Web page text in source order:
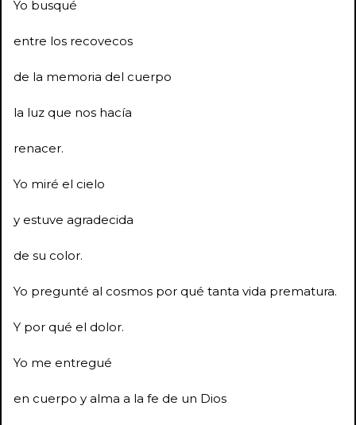
Yo busqué
entre los recovecos
de la memoria del cuerpo
la luz que nos hacía
renacer.
Yo miré el cielo
y estuve agradecida
de su color.
Yo pregunté al cosmos por qué tanta vida prematura.
Y por qué el dolor.
Yo me entregué
en cuerpo y alma a la fe de un Dios